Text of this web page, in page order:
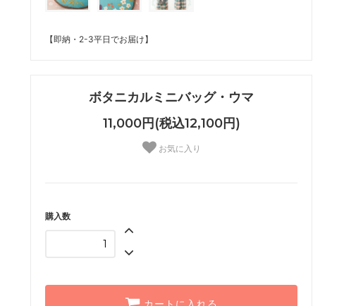
【即納・2-3平日でお届け】
ボタニカルミニバッグ・ウマ
11,000円(税込12,100円)
お気に入り
購入数